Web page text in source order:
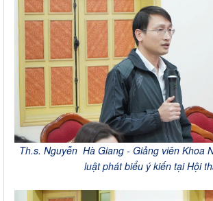
Th.s. Nguyễn Hà Giang - Giảng viên Khoa
luật phát biểu ý kiến tại Hội